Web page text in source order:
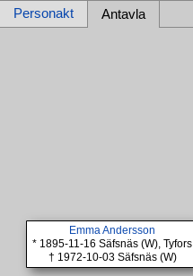
Personakt Antavla
Emma Andersson
* 1895-11-16 Säfsnäs (W), Tyfors
† 1972-10-03 Säfsnäs (W)